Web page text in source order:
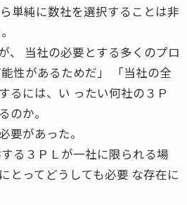
単純に数社を選択することは非
、 当社の必要とする多くのプロ
性があるためだ」 「当社の全
るには、い ったい何社の３Ｐ
のか。
要があった。
る３ＰＬが一社に限られる場
とってどうしても必要 な存在に